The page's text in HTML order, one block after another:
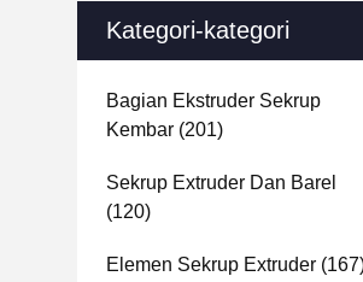
Kategori-kategori
Bagian Ekstruder Sekrup
Kembar (201)
Sekrup Extruder Dan Barel
(120)
Elemen Sekrup Extruder